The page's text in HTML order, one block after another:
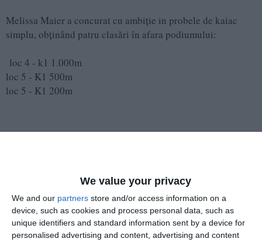
We value your privacy
We and our partners store and/or access information on a
device, such as cookies and process personal data, such as
unique identifiers and standard information sent by a device for
personalised advertising and content, advertising and content
Melissa Maier a concurat cu ambiție in probele de kaiac
simplu, obținând patru clasări în afara podiumului:
loc 4 - k1 1.000m
loc 5 - K1 500m
loc 5 - K1 200m
nivel și au demonstrat forță, tehnică și o determinare
incredibilă pe apă. Felicitări tuturor pentru dăruire!,
este mesajul CS Farul Constanța.